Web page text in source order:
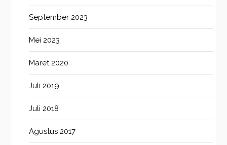
September 2023
Mei 2023
Maret 2020
Juli 2019
Juli 2018
Agustus 2017